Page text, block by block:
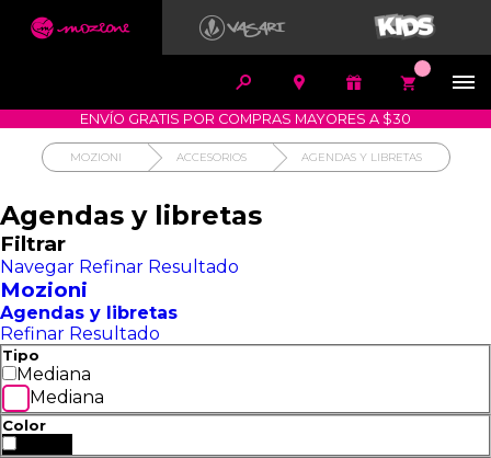


   
1700-VASARI (827274) MIS PEDIDOS
COMO COMPRAR DEVOLUCIÓN SIN COSTO
ENVÍO GRATIS POR COMPRAS MAYORES A $30
MOZIONI ACCESORIOS AGENDAS Y LIBRETAS
Agendas y libretas
Filtrar
Navegar Refinar Resultado
Mozioni
Agendas y libretas
Refinar Resultado
Tipo
Mediana
Mediana
Color